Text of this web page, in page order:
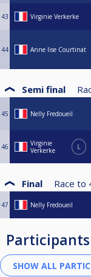
43 Virginie Verkerke
44 Anne lise Courtinat
Semi final
45 Nelly Fredoueil
46
Virginie
Verkerke
L
Final Race to
47 Nelly Fredoueil
Participants